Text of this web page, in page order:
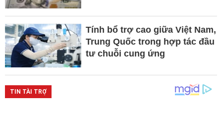
Tính bổ trợ cao giữa Việt Nam,
Trung Quốc trong hợp tác đầu
tư chuỗi cung ứng